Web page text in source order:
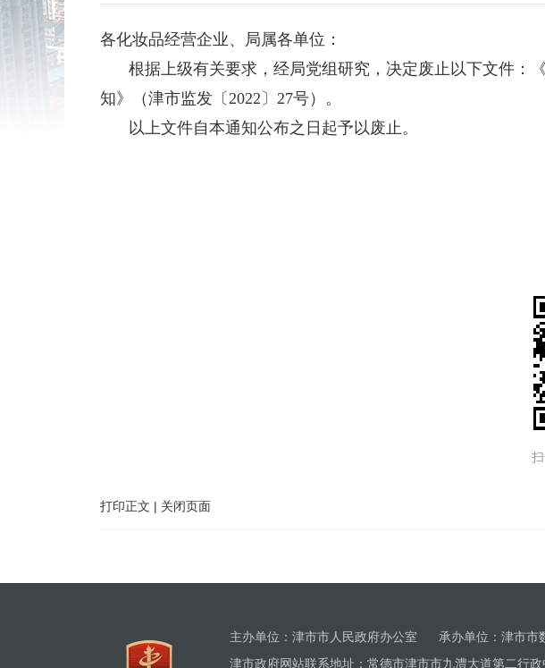
各化妆品经营企业、局属各单位：
根据上级有关要求，经局党组研究，决定废止以下文件：
知》（津市监发〔 2022 〕 27号）。
以上文件自本通知公布之日起予以废止。
打印正文 | 关闭页面
主办单位：津市市人民政府办公室 承办单位：津市
津市政府网站联系地址：常德市津市市九澧大道第二